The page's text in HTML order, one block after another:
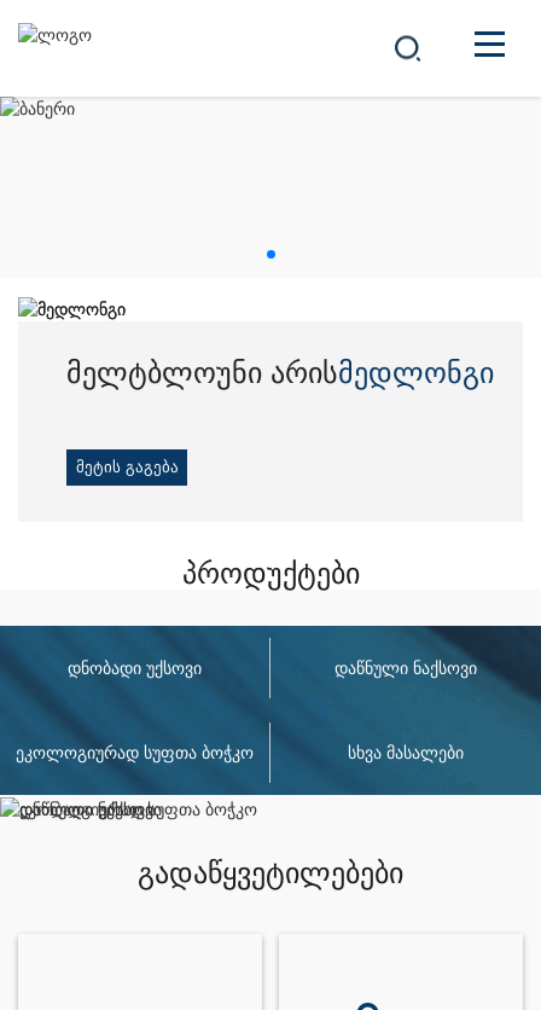
ᲙᲐᲠᲘᲔᲠᲐ
მელტბლოუნი არისმედლონგი
მეტის გაგება
მელტბლოუნი არისმედლონგი
მეტის გაგება
მედლონგი
პროდუქტები
დნობადი უქსოვი დაწნული ნაქსოვი
ეკოლოგიურად სუფთა ბოჭკო სხვა მასალები
გადაწყვეტილებები